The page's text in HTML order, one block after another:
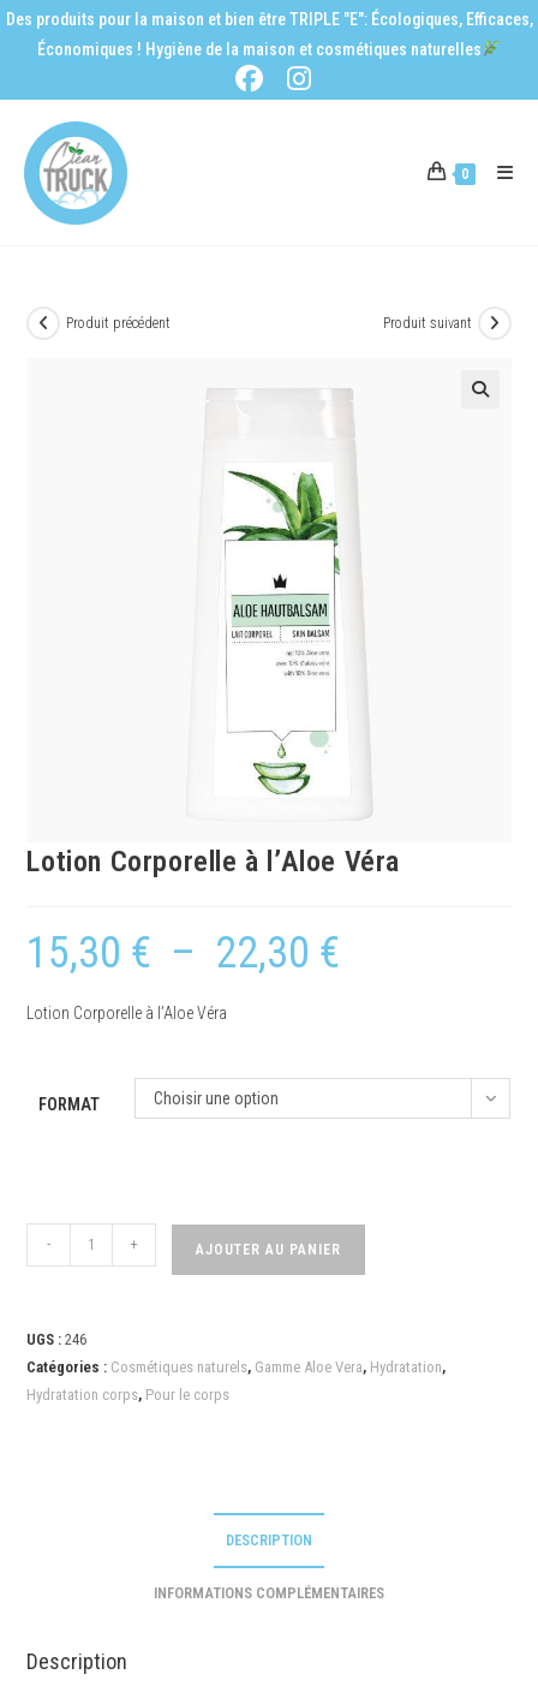
Des produits pour la maison et bien être TRIPLE "E": Écologiques, Efficaces,
Économiques ! Hygiène de la maison et cosmétiques naturelles
0
Produit précédent Produit suivant
Lotion Corporelle à l’Aloe Véra
15,30 € – 22,30 €
Lotion Corporelle à l’Aloe Véra
FORMAT Choisir une option
- + AJOUTER AU PANIER
UGS :246
Catégories : Cosmétiques naturels, Gamme Aloe Vera, Hydratation,
Hydratation corps, Pour le corps
DESCRIPTION
INFORMATIONS COMPLÉMENTAIRES
Description